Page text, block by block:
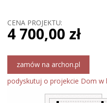
CENA PROJEKTU:
4 700,00 zł
zamów na archon.pl
podyskutuj o projekcie Dom w